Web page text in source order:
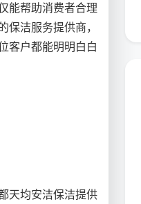
能帮助消费者合理
洁服务提供商，
客户都能明明白白
天均安洁保洁提供